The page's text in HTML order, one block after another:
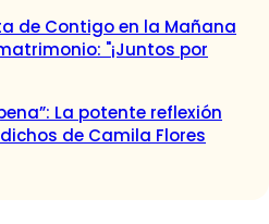
de Contigo en la Mañana
"¡Juntos por
La potente reflexión
de Camila Flores